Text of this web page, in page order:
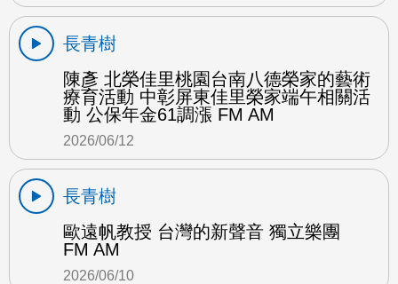
長青樹
陳彥 北榮佳里桃園台南八德榮家的藝術
療育活動 中彰屏東佳里榮家端午相關活
動 公保年金61調漲 FM AM
2026/06/12
長青樹
歐遠帆教授 台灣的新聲音 獨立樂團
FM AM
2026/06/10